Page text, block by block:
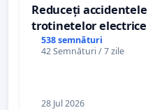
Reduceți
trotinetelor
538 semnături
42 Semnături / 7 zile
28 Jul 2026